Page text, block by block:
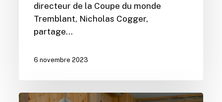
directeur de la Coupe du monde
Tremblant, Nicholas Cogger,
partage…
6 novembre 2023